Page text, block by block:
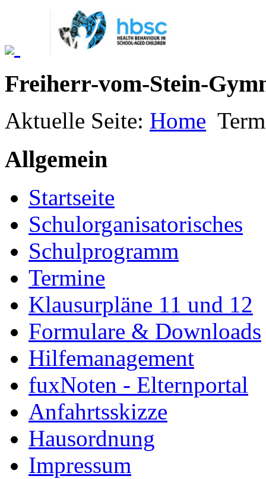
Freiherr-vom-Stein-
Aktuelle Seite: Home
Allgemein
Startseite
Schulorganisatorisches
Schulprogramm
Termine
Klausurpläne 11 und 12
Formulare & Downloads
Hilfemanagement
fuxNoten - Elternportal
Anfahrtsskizze
Hausordnung
Impressum